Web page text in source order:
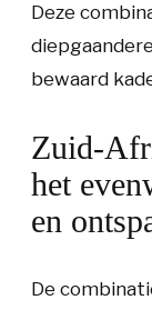
Deze
bewaard
Zuid-
het
en
De